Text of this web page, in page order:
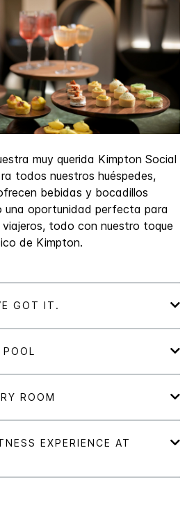
muy querida Kimpton Social
todos nuestros huéspedes,
bebidas y bocadillos
una oportunidad perfecta para
todo con nuestro toque
de Kimpton.